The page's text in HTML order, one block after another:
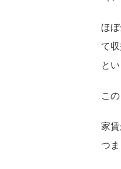
ほ
て
と
こ
家
つ